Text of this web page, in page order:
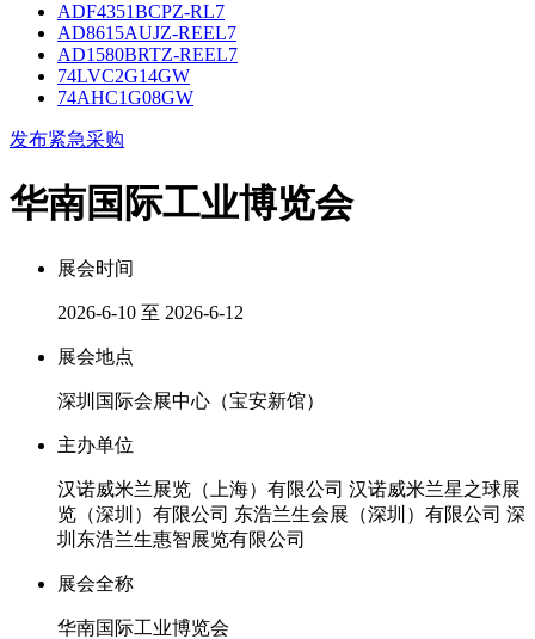
ADF4351BCPZ-RL7
AD8615AUJZ-REEL7
AD1580BRTZ-REEL7
74LVC2G14GW
74AHC1G08GW
发布紧急采购
华南国际工业博览会
展会时间
2026-6-10 至 2026-6-12
展会地点
深圳国际会展中心（宝安新馆）
主办单位
汉诺威米兰展览（上海）有限公司 汉诺威米兰星之球展
览（深圳）有限公司 东浩兰生会展（深圳）有限公司 深
圳东浩兰生惠智展览有限公司
展会全称
华南国际工业博览会